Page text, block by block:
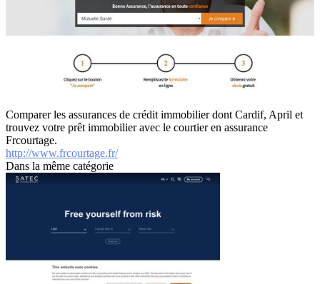
Comparer les assurances de crédit immobilier dont Cardif, April et
trouvez votre prêt immobilier avec le courtier en assurance
Frcourtage.
http://www.frcourtage.fr/
Dans la même catégorie